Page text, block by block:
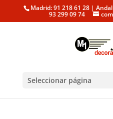
Madrid: 91 218 61 28 |
93 299 09 74
Seleccionar página